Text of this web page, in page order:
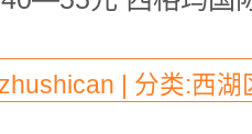
| 分类:西湖